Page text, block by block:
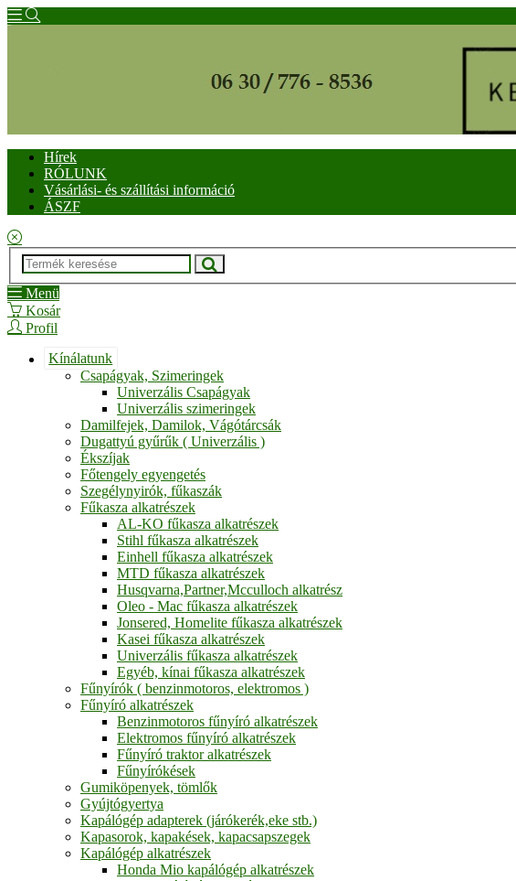
Hírek
RÓLUNK
Vásárlási- és szállítási információ
ÁSZF
Menü
Kosár
Profil
Kínálatunk
Csapágyak, Szimeringek
Univerzális Csapágyak
Univerzális szimeringek
Damilfejek, Damilok, Vágótárcsák
Dugattyú gyűrűk ( Univerzális )
Ékszíjak
Főtengely egyengetés
Szegélynyirók, fűkaszák
Fűkasza alkatrészek
AL-KO fűkasza alkatrészek
Stihl fűkasza alkatrészek
Einhell fűkasza alkatrészek
MTD fűkasza alkatrészek
Husqvarna,Partner,Mcculloch alkatrész
Oleo - Mac fűkasza alkatrészek
Jonsered, Homelite fűkasza alkatrészek
Kasei fűkasza alkatrészek
Univerzális fűkasza alkatrészek
Egyéb, kínai fűkasza alkatrészek
Fűnyírók ( benzinmotoros, elektromos )
Fűnyíró alkatrészek
Benzinmotoros fűnyíró alkatrészek
Elektromos fűnyíró alkatrészek
Fűnyíró traktor alkatrészek
Fűnyírókések
Gumiköpenyek, tömlők
Gyújtógyertya
Kapálógép adapterek (járókerék,eke stb.)
Kapasorok, kapakések, kapacsapszegek
Kapálógép alkatrészek
Honda Mio kapálógép alkatrészek